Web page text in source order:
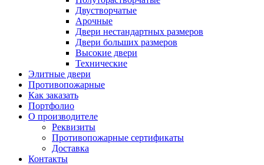
Двустворчатые
Арочные
Двери нестандартных размеров
Двери больших размеров
Высокие двери
Технические
Элитные двери
Противопожарные
Как заказать
Портфолио
О производителе
Реквизиты
Противопожарные сертификаты
Доставка
Контакты